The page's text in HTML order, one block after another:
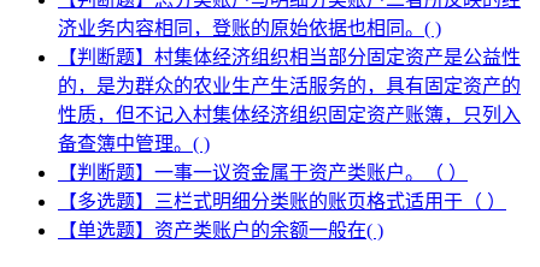
济业务内容相同，登账的原始依据也相同。( )
【判断题】村集体经济组织相当部分固定资产是公益性
的，是为群众的农业生产生活服务的，具有固定资产的
性质，但不记入村集体经济组织固定资产账簿，只列入
备查簿中管理。( )
【判断题】一事一议资金属于资产类账户。（ ）
【多选题】三栏式明细分类账的账页格式适用于（ ）
【单选题】资产类账户的余额一般在( )